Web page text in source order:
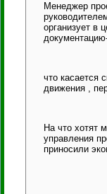
Менеджер
организует в
что касается
движения ,
На что хотят
управления
приносили